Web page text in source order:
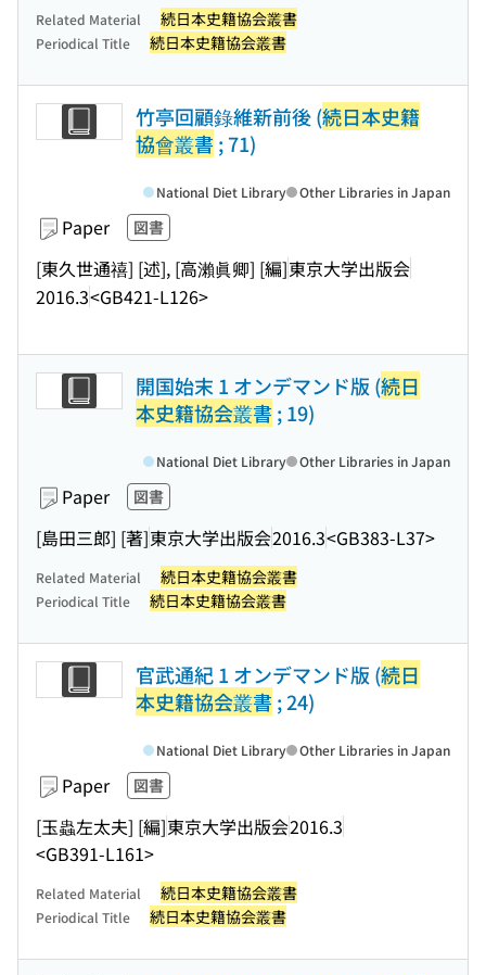
Related Material 続日本史籍協会叢書
Periodical Title 続日本史籍協会叢書
竹亭回顧錄維新前後 (続日本史籍
協會叢書 ; 71)
Paper 図書
[東久世通禧] [述], [高瀨眞卿] [編]東京大学出版会
2016.3<GB421-L126>
National Diet Library Other Libraries in Japan
開国始末 1 オンデマンド版 (続日
本史籍協会叢書 ; 19)
Paper 図書
[島田三郎] [著]東京大学出版会2016.3<GB383-L37>
National Diet Library Other Libraries in Japan
Related Material 続日本史籍協会叢書
Periodical Title 続日本史籍協会叢書
官武通紀 1 オンデマンド版 (続日
本史籍協会叢書 ; 24)
Paper 図書
[玉蟲左太夫] [編]東京大学出版会2016.3
<GB391-L161>
National Diet Library Other Libraries in Japan
Related Material 続日本史籍協会叢書
Periodical Title 続日本史籍協会叢書